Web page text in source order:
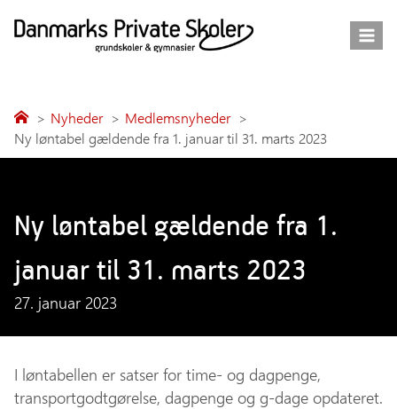
Nyheder
Medlemsnyheder
Ny løntabel gældende fra 1. januar til 31. marts 2023
Ny løntabel gældende fra 1.
januar til 31. marts 2023
27. januar 2023
I løntabellen er satser for time- og dagpenge,
transportgodtgørelse, dagpenge og g-dage opdateret.